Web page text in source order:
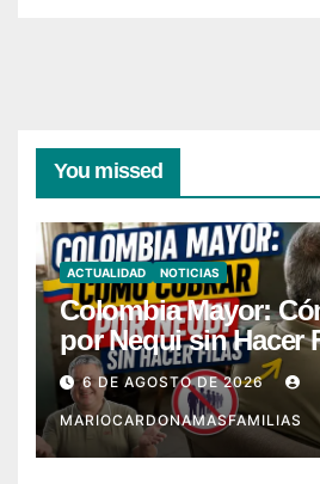
You missed
ACTUALIDAD NOTICIAS
Colombia Mayor:
por Nequi sin Hacer
6 DE AGOSTO DE 2026
MARIOCARDONAMASFAMILIAS